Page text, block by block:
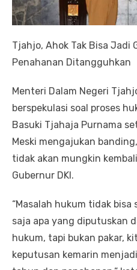
Tjahjo, Ahok Tak Bisa Jadi
Penahanan Ditangguhkan
Menteri Dalam Negeri
berspekulasi soal proses
Basuki Tjahaja Purnama
Meski mengajukan
tidak akan mungkin
Gubernur DKI.
“Masalah hukum tidak
saja apa yang diputuskan
hukum, tapi bukan pakar,
keputusan kemarin